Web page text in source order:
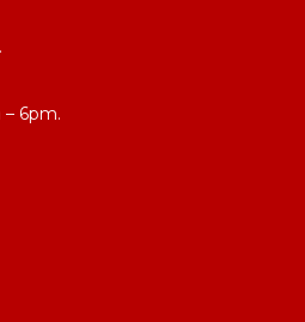
6pm.